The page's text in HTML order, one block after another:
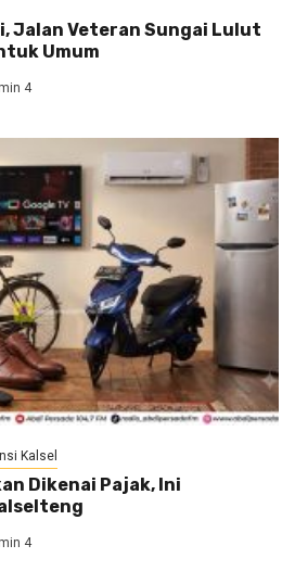
Jalan Veteran Sungai Lulut
Umum
4
Kalsel
Dikenai Pajak, Ini
4